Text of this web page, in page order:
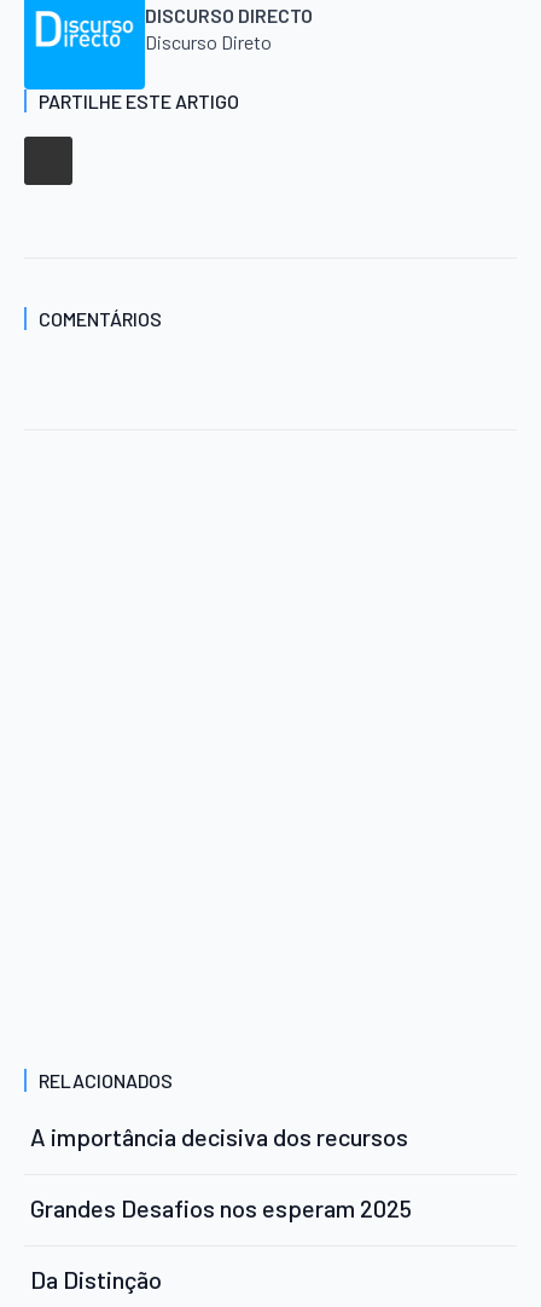
DISCURSO DIRECTO
Discurso Direto
PARTILHE ESTE ARTIGO
COMENTÁRIOS
RELACIONADOS
A importância decisiva dos recursos
Grandes Desafios nos esperam 2025
Da Distinção